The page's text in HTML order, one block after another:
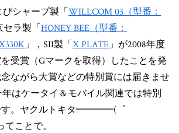
びシャープ製「WILLCOM 03（型番：
セラ製「HONEY BEE（型番：
」，SII製「X PLATE」が2008年度
受賞（Gマークを取得）したことを発
ながら大賞などの特別賞には届きませ
年はケータイ＆モバイル関連では特別
す。ヤクルトキタ━━━━(゜
ことで。